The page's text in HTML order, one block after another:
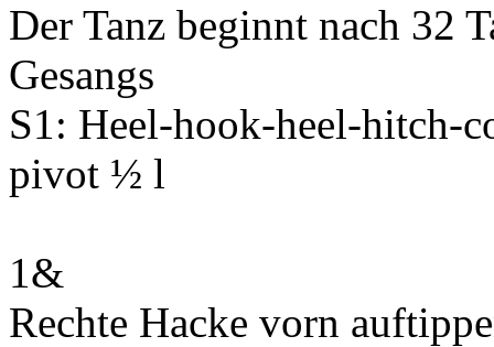
Der Tanz beginnt nach 32
Gesangs
S1: Heel-hook-heel-hitch-
pivot ½ l
1&
Rechte Hacke vorn